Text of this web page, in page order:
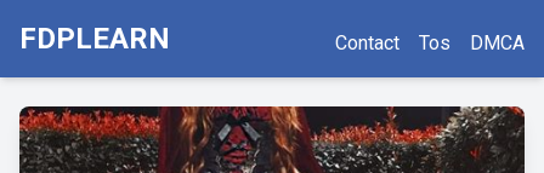
FDPLEARN Contact Tos DMCA